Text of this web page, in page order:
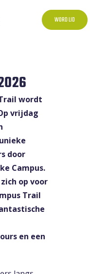
WORD LID
wordt
vrijdag
door
Campus.
op voor
Trail
en een